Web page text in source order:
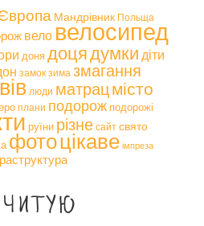
Мандрівник Польща
вело велосипед
доня доцядумки діти
замок зима змагання
люди матрацмісто
плани подорож подорожі
руїни різне сайт свято
фотоцікаве імпреза